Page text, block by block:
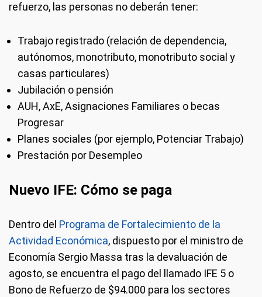
refuerzo, las personas no deberán tener:
Trabajo registrado (relación de dependencia,
autónomos, monotributo, monotributo social y
casas particulares)
Jubilación o pensión
AUH, AxE, Asignaciones Familiares o becas
Progresar
Planes sociales (por ejemplo, Potenciar Trabajo)
Prestación por Desempleo
Nuevo IFE: Cómo se paga
Dentro del Programa de Fortalecimiento de la
Actividad Económica, dispuesto por el ministro de
Economía Sergio Massa tras la devaluación de
agosto, se encuentra el pago del llamado IFE 5 o
Bono de Refuerzo de $94.000 para los sectores